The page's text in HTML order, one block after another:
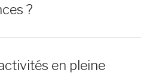
?
en pleine